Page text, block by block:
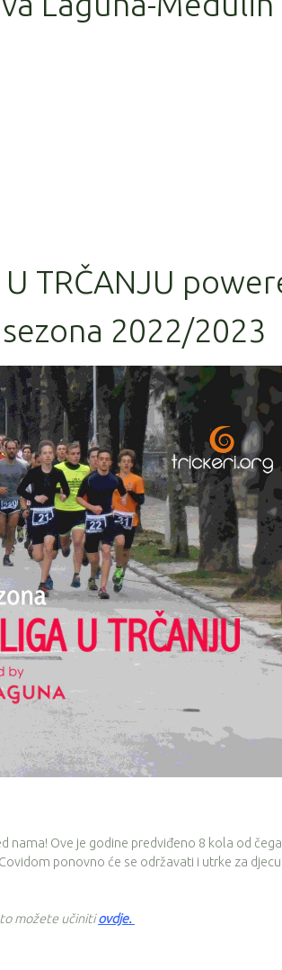
U TRČANJU
2022/2023
nama! Ove je godine predviđeno 8 kola od
ponovno će se održavati i utrke za
možete učinitiovdje.